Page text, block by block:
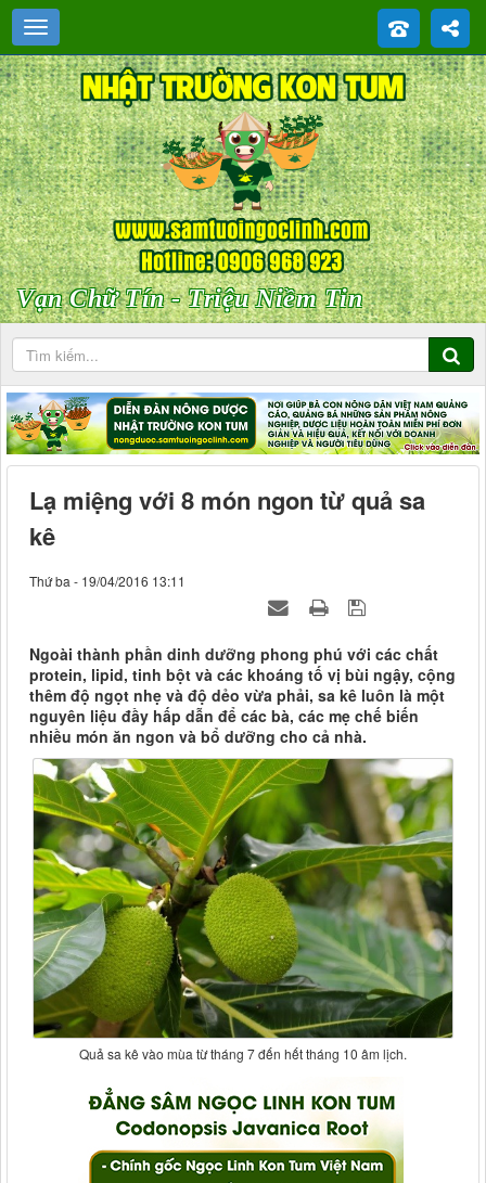
Vạn Chữ Tín - Triệu Niềm Tin
Lạ miệng với 8 món ngon từ quả sa
kê
Thứ ba - 19/04/2016 13:11
Ngoài thành phần dinh dưỡng phong phú với các chất
protein, lipid, tinh bột và các khoáng tố vị bùi ngậy, cộng
thêm độ ngọt nhẹ và độ dẻo vừa phải, sa kê luôn là một
nguyên liệu đầy hấp dẫn để các bà, các mẹ chế biến
nhiều món ăn ngon và bổ dưỡng cho cả nhà.
Quả sa kê vào mùa từ tháng 7 đến hết tháng 10 âm lịch.​